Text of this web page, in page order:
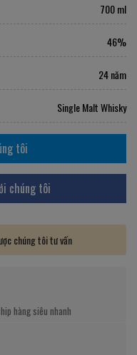
700 ml
46%
24 năm
Single Malt Whisky
tôi
chúng tôi
chúng tôi tư vấn
hàng siêu nhanh